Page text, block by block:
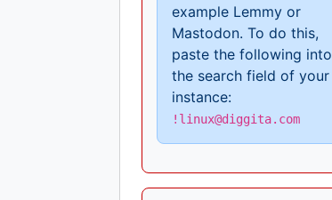
example Lemmy or
Mastodon. To do this,
paste the following into
the search field of your
instance:
!linux@diggita.com